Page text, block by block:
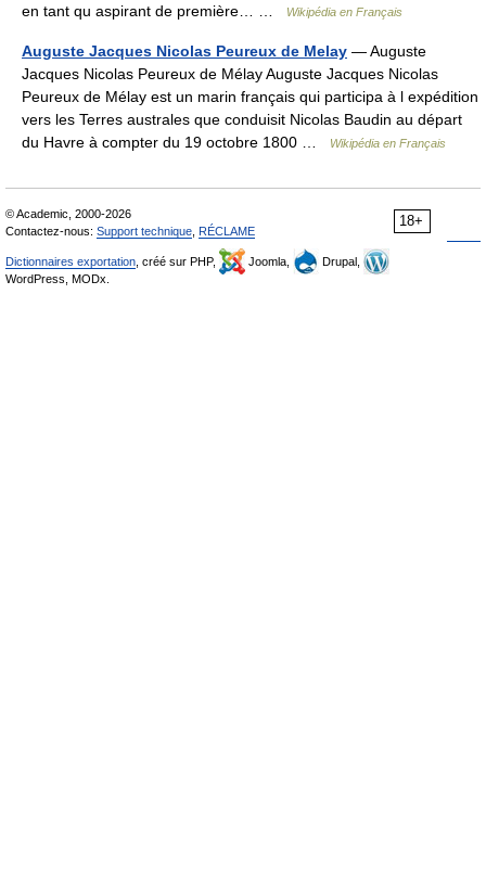
en tant qu aspirant de première… …
Wikipédia en Français
Auguste Jacques Nicolas Peureux de Melay — Auguste
Jacques Nicolas Peureux de Mélay Auguste Jacques Nicolas
Peureux de Mélay est un marin français qui participa à l expédition
vers les Terres australes que conduisit Nicolas Baudin au départ
du Havre à compter du 19 octobre 1800 …
Wikipédia en Français
18+
© Academic, 2000-2026
Contactez-nous: Support technique RÉCLAME
Dictionnaires exportation , créé sur PHP, Joomla,
Drupal,
WordPress, MODx.